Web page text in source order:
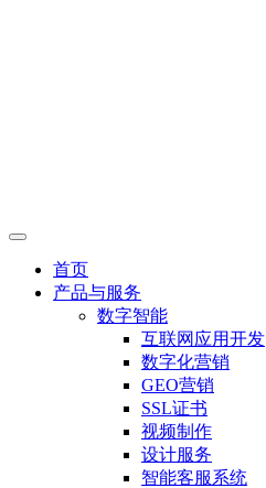
首页
产品与服务
数字智能
互联网应用开发
数字化营销
GEO营销
SSL证书
视频制作
设计服务
智能客服系统